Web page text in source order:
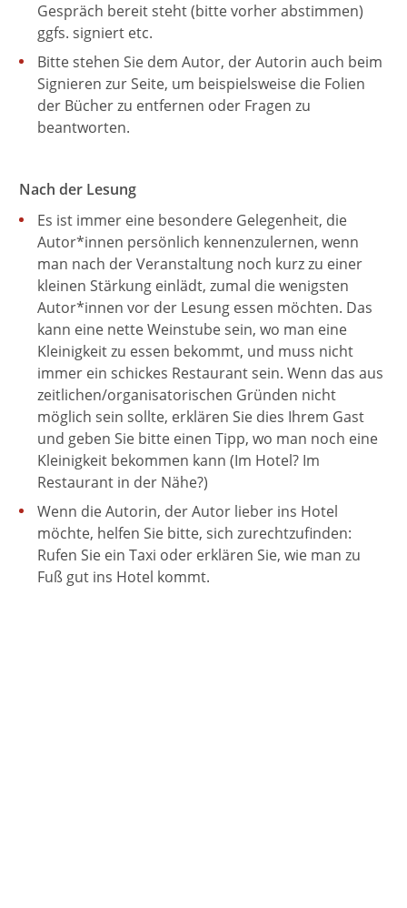
Gespräch bereit steht (bitte vorher abstimmen)
ggfs. signiert etc.
Bitte stehen Sie dem Autor, der Autorin auch beim
Signieren zur Seite, um beispielsweise die Folien
der Bücher zu entfernen oder Fragen zu
beantworten.
Nach der Lesung
Es ist immer eine besondere Gelegenheit, die
Autor*innen persönlich kennenzulernen, wenn
man nach der Veranstaltung noch kurz zu einer
kleinen Stärkung einlädt, zumal die wenigsten
Autor*innen vor der Lesung essen möchten. Das
kann eine nette Weinstube sein, wo man eine
Kleinigkeit zu essen bekommt, und muss nicht
immer ein schickes Restaurant sein. Wenn das aus
zeitlichen/organisatorischen Gründen nicht
möglich sein sollte, erklären Sie dies Ihrem Gast
und geben Sie bitte einen Tipp, wo man noch eine
Kleinigkeit bekommen kann (Im Hotel? Im
Restaurant in der Nähe?)
Wenn die Autorin, der Autor lieber ins Hotel
möchte, helfen Sie bitte, sich zurechtzufinden:
Rufen Sie ein Taxi oder erklären Sie, wie man zu
Fuß gut ins Hotel kommt.